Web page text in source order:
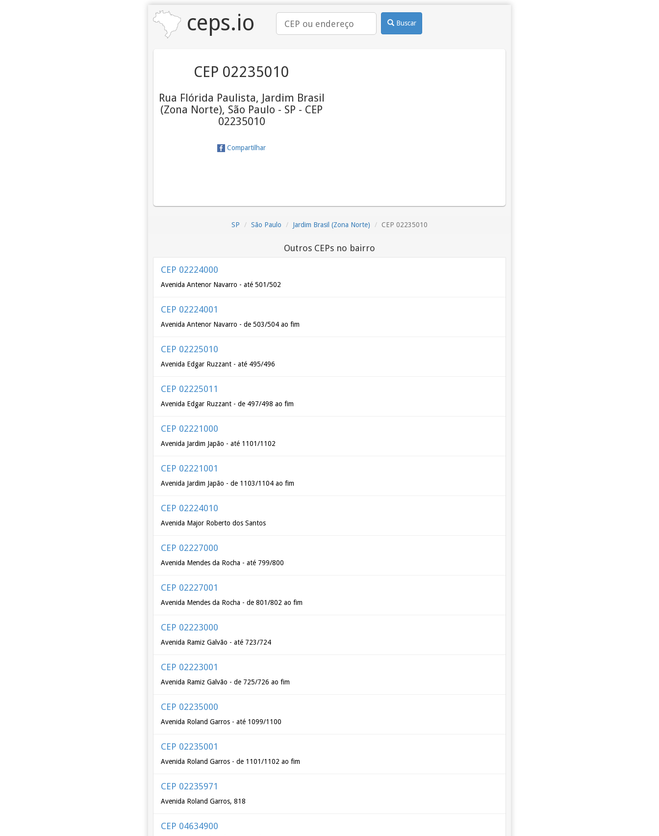
ceps.io Buscar
CEP 02235010
Rua Flórida Paulista, Jardim Brasil
(Zona Norte), São Paulo - SP - CEP
02235010
Compartilhar
SP São Paulo Jardim Brasil (Zona Norte) CEP 02235010
Outros CEPs no bairro
CEP 02224000
Avenida Antenor Navarro - até 501/502
CEP 02224001
Avenida Antenor Navarro - de 503/504 ao fim
CEP 02225010
Avenida Edgar Ruzzant - até 495/496
CEP 02225011
Avenida Edgar Ruzzant - de 497/498 ao fim
CEP 02221000
Avenida Jardim Japão - até 1101/1102
CEP 02221001
Avenida Jardim Japão - de 1103/1104 ao fim
CEP 02224010
Avenida Major Roberto dos Santos
CEP 02227000
Avenida Mendes da Rocha - até 799/800
CEP 02227001
Avenida Mendes da Rocha - de 801/802 ao fim
CEP 02223000
Avenida Ramiz Galvão - até 723/724
CEP 02223001
Avenida Ramiz Galvão - de 725/726 ao fim
CEP 02235000
Avenida Roland Garros - até 1099/1100
CEP 02235001
Avenida Roland Garros - de 1101/1102 ao fim
CEP 02235971
Avenida Roland Garros, 818
CEP 04634900